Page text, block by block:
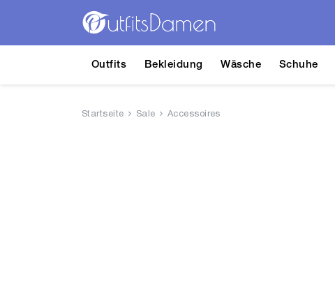
Outfits Bekleidung Wäsche Schuhe
Startseite Sale Accessoires